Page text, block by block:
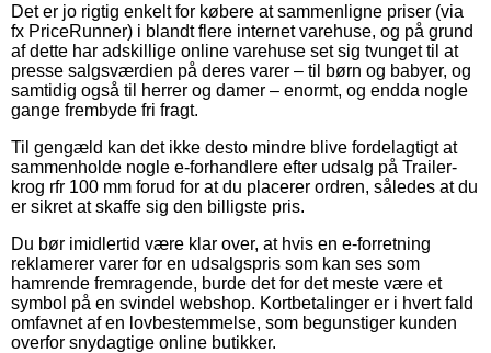
Det er jo rigtig enkelt for købere at sammenligne priser (via
fx PriceRunner) i blandt flere internet varehuse, og på grund
af dette har adskillige online varehuse set sig tvunget til at
presse salgsværdien på deres varer – til børn og babyer, og
samtidig også til herrer og damer – enormt, og endda nogle
gange frembyde fri fragt.
Til gengæld kan det ikke desto mindre blive fordelagtigt at
sammenholde nogle e-forhandlere efter udsalg på Trailer-
krog rfr 100 mm forud for at du placerer ordren, således at du
er sikret at skaffe sig den billigste pris.
Du bør imidlertid være klar over, at hvis en e-forretning
reklamerer varer for en udsalgspris som kan ses som
hamrende fremragende, burde det for det meste være et
symbol på en svindel webshop. Kortbetalinger er i hvert fald
omfavnet af en lovbestemmelse, som begunstiger kunden
overfor snydagtige online butikker.